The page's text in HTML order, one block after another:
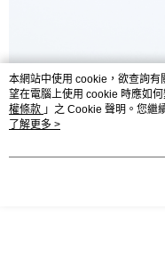
本網站中使用 cookie，欲查詢
望在電腦上使用 cookie 時應如
權條款 」之 Cookie 聲明。您繼
用條款之 Cookie 聲明使用 cookie
了解更多 >